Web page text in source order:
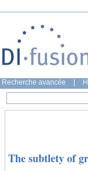
Recherche avancée
The subtlety of